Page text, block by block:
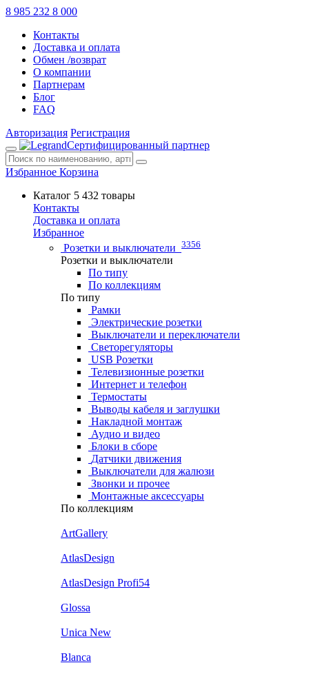
8 985 232 8 000
Контакты
Доставка и оплата
Обмен /возврат
О компании
Партнерам
Блог
FAQ
Авторизация Регистрация
Сертифицированный партнер
Избранное Корзина
Каталог 5 432 товары
Контакты
Доставка и оплата
Избранное
Розетки и выключатели 3356
Розетки и выключатели
По типу
По коллекциям
По типу
Рамки
Электрические розетки
Выключатели и переключатели
Светорегуляторы
USB Розетки
Телевизионные розетки
Интернет и телефон
Термостаты
Выводы кабеля и заглушки
Накладной монтаж
Аудио и видео
Блоки в сборе
Датчики движения
Выключатели для жалюзи
Звонки и прочее
Монтажные аксессуары
По коллекциям
ArtGallery
AtlasDesign
AtlasDesign Profi54
Glossa
Unica New
Blanca